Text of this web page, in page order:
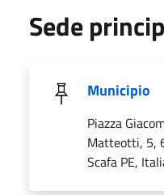
Sede
Municipio
Piazza
Matteotti, 5,
Scafa PE,